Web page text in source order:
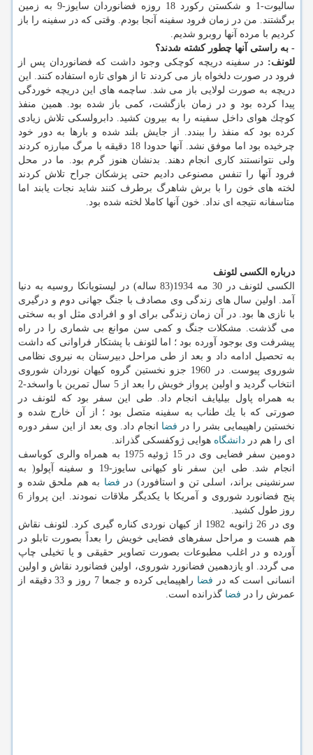
سالیوت-1 و شكستن ركورد 18 روزه فضانوردان سایوز-9 به زمین
برگشتند. من در زمان فرود سفینه آنجا بودم. وقتی كه در سفینه را باز
كردیم با مرده آنها روبرو شدیم.
- به راستی آنها چطور كشته شدند؟
لئونف: در سفینه دریچه كوچكی وجود داشت كه فضانوردان پس از
فرود در صورت دلخواه باز می كردند تا از هوای تازه استفاده كنند. این
دریچه به صورت لولایی باز می شد. ساچمه های این دریچه خوردگی
پیدا كرده بود و در زمان بازگشت، كمی باز شده بود. همین منفذ
كوچك هوای داخل سفینه را به بیرون كشید. دابرولسكی تلاش زیادی
كرده بود كه منفذ را ببندد. از جایش بلند شده و بارها به دور خود
چرخیده بود اما موفق نشد. آنها حدودا 18 دقیقه با مرگ مبارزه كردند
ولی نتوانستند كاری انجام دهند. بدنشان هنوز گرم بود. ما در محل
فرود آنها را تنفس مصنوعی دادیم حتی پزشكان جراح تلاش كردند
لخته های خون را با برش شاهرگ برطرف كنند شاید نجات یابند اما
متاسفانه نتیجه ای نداد. خون آنها كاملا لخته شده بود.
درباره الكسی لئونف
الكسی لئونف در 30 مه 1934(83 ساله) در لیستویانكا روسیه به دنیا
آمد. اولین سال های زندگی وی مصادف با جنگ ‏جهانی دوم و درگیری
با نازی ها بود. در آن زمان زندگی برای او و افرادی مثل او به سختی
می گذشت. مشكلات ‏جنگ و كمی سن موانع بی شماری را در راه
پیشرفت وی بوجود آورده بود ؛ اما لئونف با پشتكار فراوانی كه داشت
به ‏تحصیل ادامه داد و بعد از طی مراحل دبیرستان به نیروی نظامی
شوروی پیوست. در 1960 جزو نخستین گروه كیهان ‏نوردان شوروی
انتخاب گردید و اولین پرواز خویش را بعد از 5 سال تمرین با واسخد-2
به همراه پاول بیلیایف انجام داد. ‏طی این سفر بود كه لئونف در
صورتی كه با یك طناب به سفینه متصل بود ؛ از آن خارج شده و
نخستین راهپیمایی بشر را ‏در فضا انجام داد.‏ وی بعد از این سفر دوره
ای را هم در دانشگاه هوایی ژوكفسكی گذراند.‏
دومین سفر فضایی وی در 15 ژوئیه 1975 به همراه والری كوباسف
انجام شد. طی این سفر ناو كیهانی سایوز-19 و ‏سفینه آپولو( به
سرنشینی براند، اسلی تن و استافورد) در فضا به هم ملحق شده و
پنج فضانورد شوروی و آمریكا با ‏یكدیگر ملاقات نمودند. این پرواز 6
روز طول كشید.‏
وی در 26 ژانویه 1982 از كیهان نوردی كناره گیری كرد. لئونف نقاش
هم هست و مراحل سفرهای فضایی خویش ‏را بعداً بصورت تابلو در
آورده و در اغلب مطبوعات بصورت تصاویر حقیقی و یا تخیلی چاپ
می گردد. او ‏یازدهمین فضانورد شوروی، اولین فضانورد نقاش و اولین
انسانی است كه در فضا
راهپیمایی كرده و جمعا 7 ‏روز و 33 دقیقه از
عمرش را در فضا گذرانده است‏.